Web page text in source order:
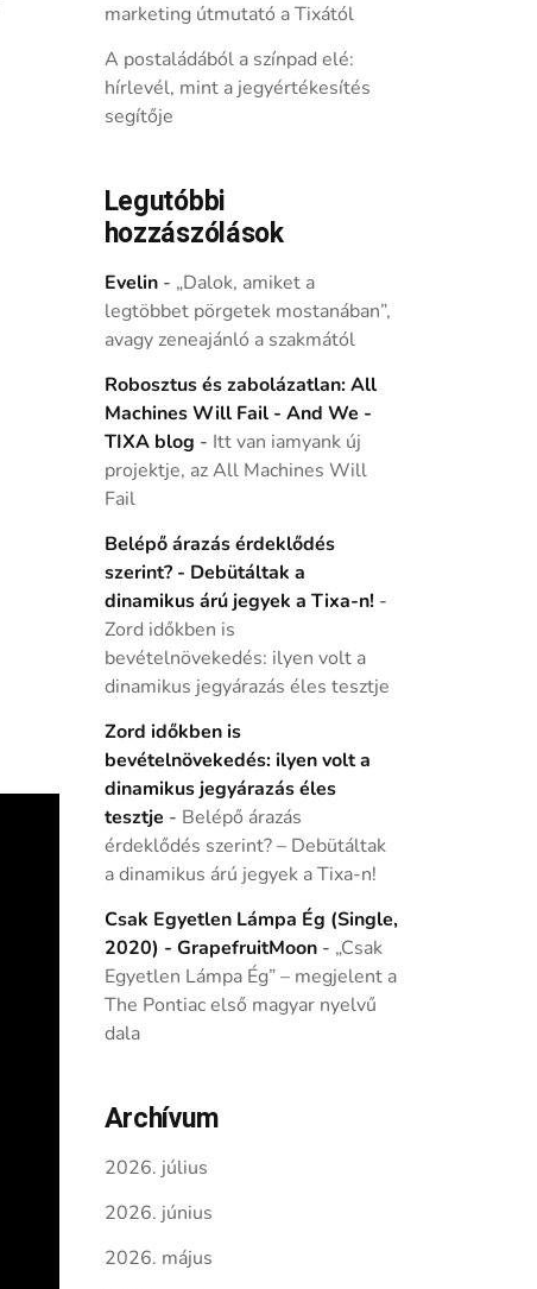
marketing útmutató a Tixától
A postaládából a színpad elé:
hírlevél, mint a jegyértékesítés
segítője
Legutóbbi
hozzászólások
Evelin- „Dalok, amiket a
legtöbbet pörgetek mostanában”,
avagy zeneajánló a szakmától
Robosztus és zabolázatlan: All
Machines Will Fail - And We -
TIXA blog - Itt van iamyank új
projektje, az All Machines Will
Fail
Belépő árazás érdeklődés
szerint? - Debütáltak a
dinamikus árú jegyek a Tixa-n! -
Zord időkben is
bevételnövekedés: ilyen volt a
dinamikus jegyárazás éles tesztje
Zord időkben is
bevételnövekedés: ilyen volt a
dinamikus jegyárazás éles
tesztje - Belépő árazás
érdeklődés szerint? – Debütáltak
a dinamikus árú jegyek a Tixa-n!
Csak Egyetlen Lámpa Ég (Single,
2020) - GrapefruitMoon- „Csak
Egyetlen Lámpa Ég” – megjelent a
The Pontiac első magyar nyelvű
dala
Archívum
2026. július
2026. június
2026. május